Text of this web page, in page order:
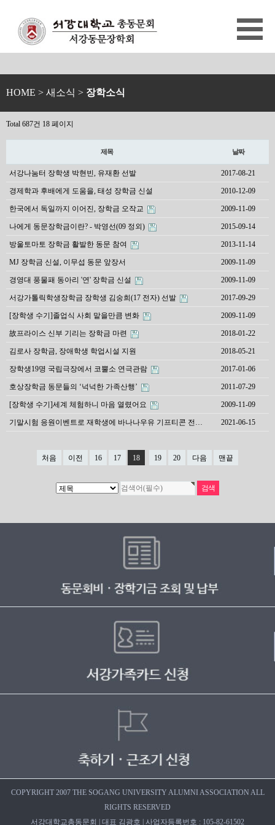
HOME > 새소식 > 장학소식
Total 687건 18 페이지
제목 날짜
서강나눔터 장학생 박현빈, 유재환 선발 2017-08-21
경제학과 후배에게 도움을, 태성 장학금 신설 2010-12-09
한국에서 독일까지 이어진, 장학금 오작교 2009-11-09
나에게 동문장학금이란? - 박영선(09 정외) 2015-09-14
방울토마토 장학금 활발한 동문 참여 2013-11-14
MJ 장학금 신설, 이무섭 동문 앞장서 2009-11-09
경영대 풍물패 동아리 '연' 장학금 신설 2009-11-09
서강가톨릭학생장학금 장학생 김숭희(17 전자) 선발 2017-09-29
[장학생 수기]졸업식 사회 맡을만큼 변화 2009-11-09
故프라이스 신부 기리는 장학금 마련 2018-01-22
김로사 장학금, 장애학생 학업시설 지원 2018-05-21
장학생19명 국립극장에서 코뿔소 연극관람 2017-01-06
호상장학금 동문들의 ‘넉넉한 가족산행’ 2011-07-29
[장학생 수기]세계 체험하니 마음 열렸어요 2009-11-09
기말시험 응원이벤트로 재학생에 바나나우유 기프티콘 전… 2021-06-15
처음 이전 16 17 18 19 20 다음 맨끝
COPYRIGHT 2007 THE SOGANG UNIVERSITY ALUMNI ASSOCIATION ALL
RIGHTS RESERVED
서강대학교총동문회 | 대표 김광호 | 사업자등록번호 : 105-82-61502